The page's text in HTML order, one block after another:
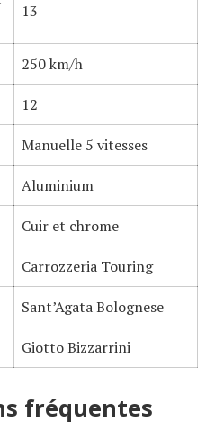
13
250 km/h
12
Manuelle 5 vitesses
Aluminium
Cuir et chrome
Carrozzeria Touring
Sant’Agata Bolognese
Giotto Bizzarrini
fréquentes